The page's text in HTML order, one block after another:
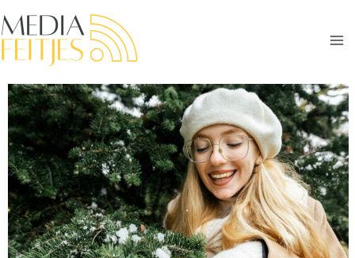
naar
de